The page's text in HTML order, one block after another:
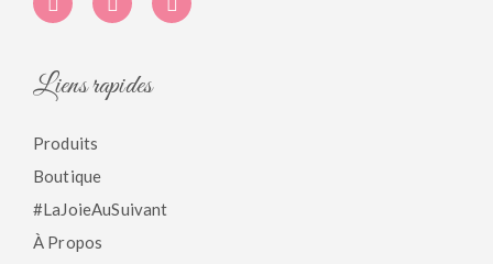
Liens rapides
Produits
Boutique
#LaJoieAuSuivant
À Propos